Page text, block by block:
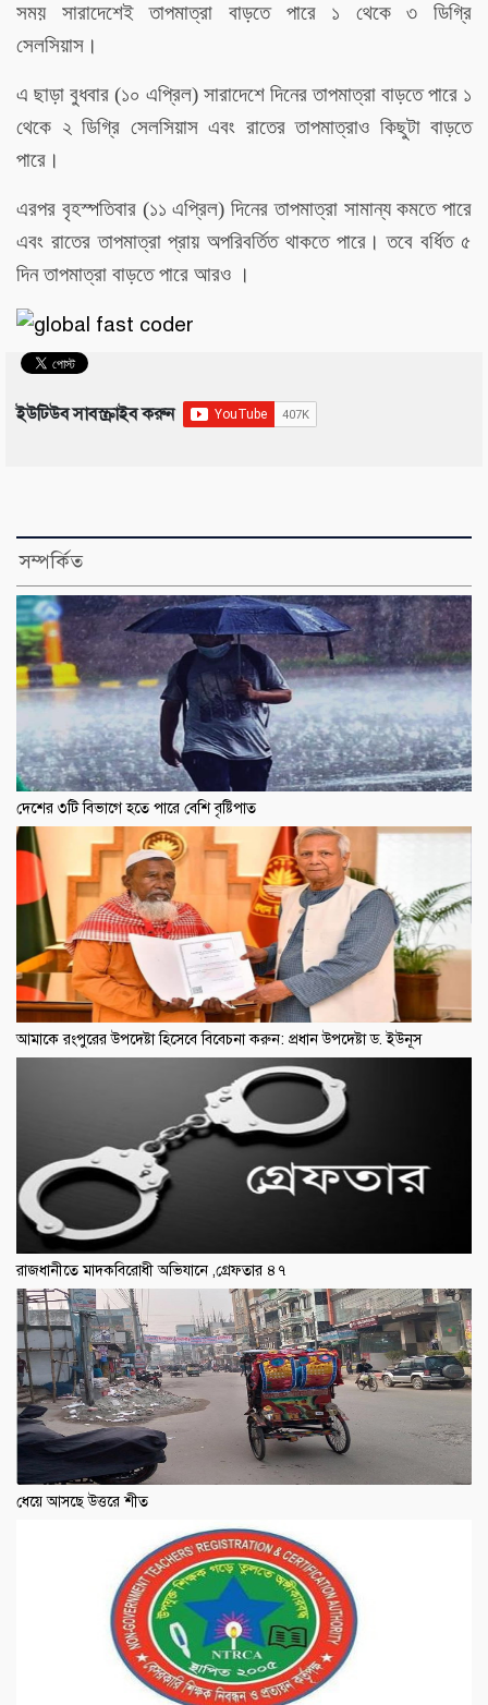
সময় সারাদেশেই তাপমাত্রা বাড়তে পারে ১ থেকে ৩ ডিগ্রি
সেলসিয়াস।
এ ছাড়া বুধবার (১০ এপ্রিল) সারাদেশে দিনের তাপমাত্রা বাড়তে পারে ১
থেকে ২ ডিগ্রি সেলসিয়াস এবং রাতের তাপমাত্রাও কিছুটা বাড়তে
পারে।
এরপর বৃহস্পতিবার (১১ এপ্রিল) দিনের তাপমাত্রা সামান্য কমতে পারে
এবং রাতের তাপমাত্রা প্রায় অপরিবর্তিত থাকতে পারে। তবে বর্ধিত ৫
দিন তাপমাত্রা বাড়তে পারে আরও ।
ইউটিউব সাবস্ক্রাইব করুন
সম্পর্কিত
দেশের ৩টি বিভাগে হতে পারে বেশি বৃষ্টিপাত
আমাকে রংপুরের উপদেষ্টা হিসেবে বিবেচনা করুন: প্রধান উপদেষ্টা ড. ইউনূস
রাজধানীতে মাদকবিরোধী অভিযানে ,গ্রেফতার ৪৭
ধেয়ে আসছে উত্তরে শীত